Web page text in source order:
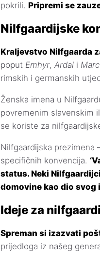
pokrili. Pripremi se
Nilfgaardijske
Kraljevstvo Nilfgaarda
poput Emhyr, Ardal i
rimskih i germanskih
Ženska imena u
povremenim slavenskim
se koriste za
Nilfgaardijska prezimena
specifičnih konvencija.
status. Neki
domovine kao dio svog
Ideje za
Spreman si izazvati
prijedloga iz našeg